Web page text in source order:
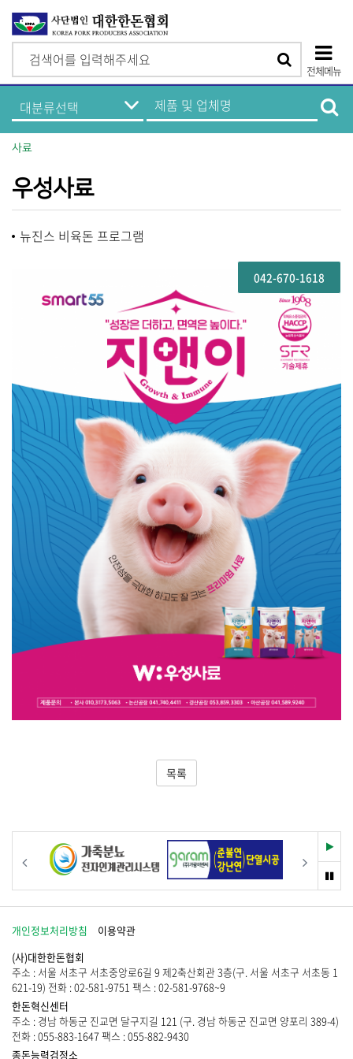
색
전체메뉴
단
모
일
메
뉴
기
업
정
보
뉴
품
및
업
사료
우성사료
뉴진스 비육돈 프로그램
042-670-1618
목록
재
생
멈
춤
개인정보처리방침
이용약관
(사)대한한돈협회
주소 : 서울 서초구 서초중앙로6길 9 제2축산회관 3층(구. 서울 서초구 서초동 1
621-19) 전화 : 02-581-9751 팩스 : 02-581-9768~9
한돈혁신센터
주소 : 경남 하동군 진교면 달구지길 121 (구. 경남 하동군 진교면 양포리 389-4)
전화 : 055-883-1647 팩스 : 055-882-9430
종돈능력검정소